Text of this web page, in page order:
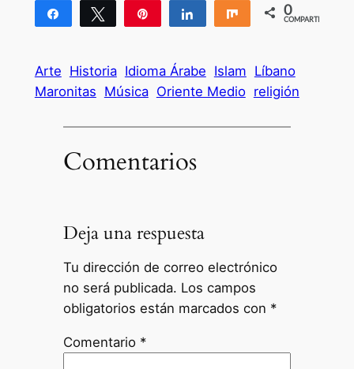
Compartir Twittear Compartir Compartir
0
COMPARTIR
Arte Historia Idioma Árabe Islam Líbano
Maronitas Música Oriente Medio religión
Comentarios
Deja una respuesta
Tu dirección de correo electrónico
no será publicada. Los campos
obligatorios están marcados con *
Comentario *